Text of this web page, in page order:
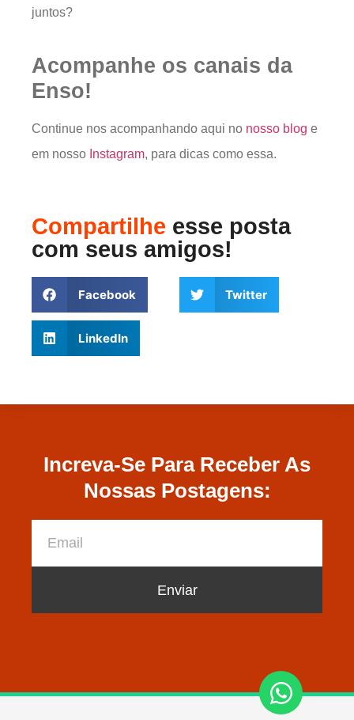
juntos?
Acompanhe os canais da
Enso!
Continue nos acompanhando aqui no nosso blog e
em nosso Instagram, para dicas como essa.
Compartilhe esse posta
com seus amigos!
Facebook Twitter
LinkedIn
Increva-Se Para Receber As
Nossas Postagens:
Enviar